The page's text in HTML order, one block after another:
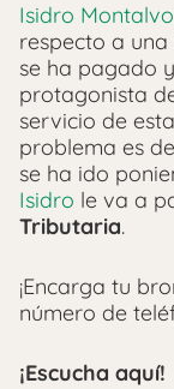
Isidro Montalvo
respecto a
se ha pagado y
protagonista
servicio de
problema es
se ha ido
Isidro le va a
Tributaria.
¡Encarga tu
número de
¡Escucha aquí!